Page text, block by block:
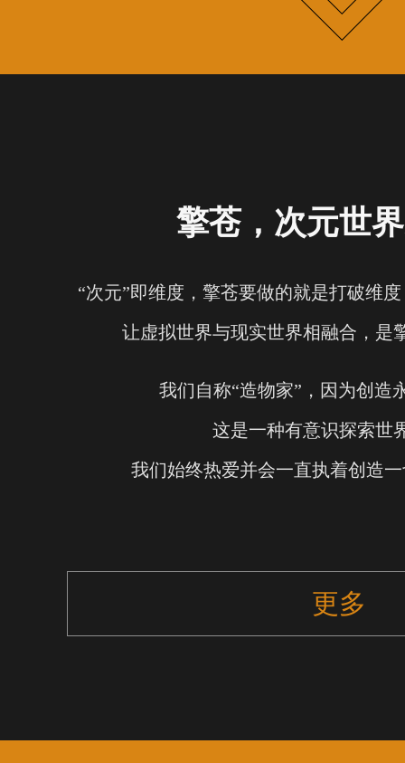
擎苍，次元世
“次元”即维度，擎苍要做的就是打破维
让虚拟世界与现实世界相融合，是
我们自称“造物家”，因为创造
这是一种有意识探索世
我们始终热爱并会一直执着创造
更多